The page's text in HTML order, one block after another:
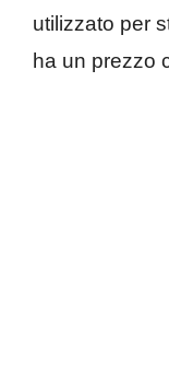
utilizzato per
ha un prezzo